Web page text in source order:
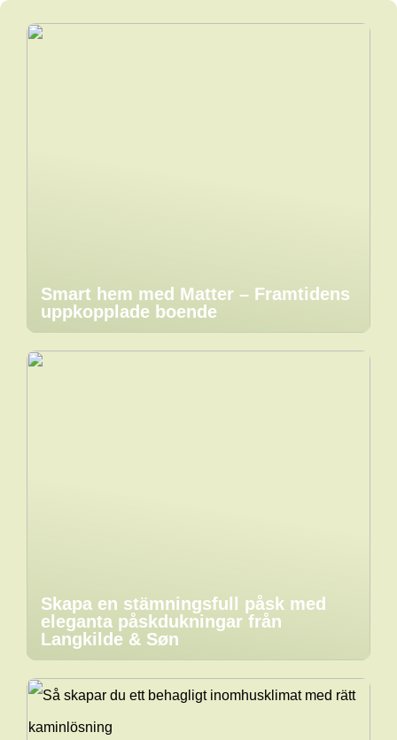
Smart hem med Matter – Framtidens
uppkopplade boende
Skapa en stämningsfull påsk med
eleganta påskdukningar från
Langkilde & Søn